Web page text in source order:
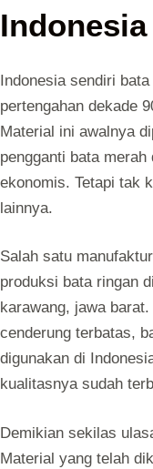
Indonesia
Indonesia sendiri
pertengahan dekade
Material ini awalnya
pengganti bata
ekonomis. Tetapi tak
lainnya.
Salah satu
produksi bata ringan
karawang, jawa
cenderung terbatas,
digunakan di
kualitasnya sudah
Demikian sekilas
Material yang telah